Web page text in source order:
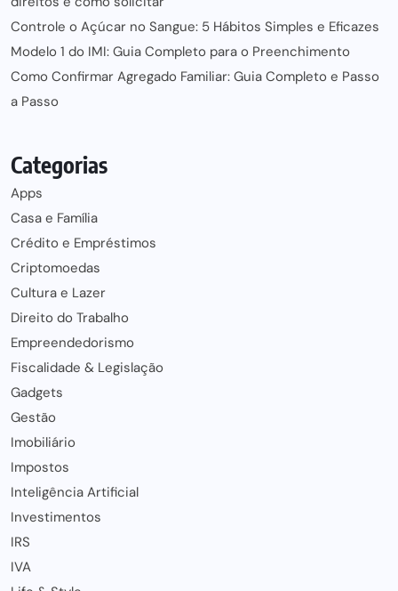
Controle o Açúcar no Sangue: 5 Hábitos Simples e Eficazes
Modelo 1 do IMI: Guia Completo para o Preenchimento
Como Confirmar Agregado Familiar: Guia Completo e Passo
a Passo
Categorias
Apps
Casa e Família
Crédito e Empréstimos
Criptomoedas
Cultura e Lazer
Direito do Trabalho
Empreendedorismo
Fiscalidade & Legislação
Gadgets
Gestão
Imobiliário
Impostos
Inteligência Artificial
Investimentos
IRS
IVA